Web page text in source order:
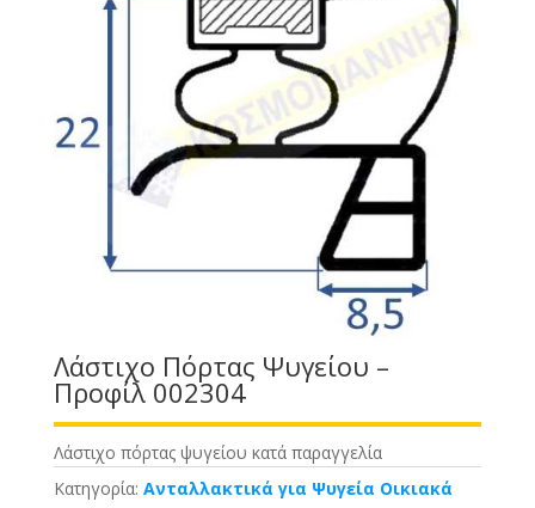
Λάστιχο Πόρτας Ψυγείου –
Προφίλ 002304
Λάστιχο πόρτας ψυγείου κατά παραγγελία
Κατηγορία: Ανταλλακτικά για Ψυγεία Οικιακά